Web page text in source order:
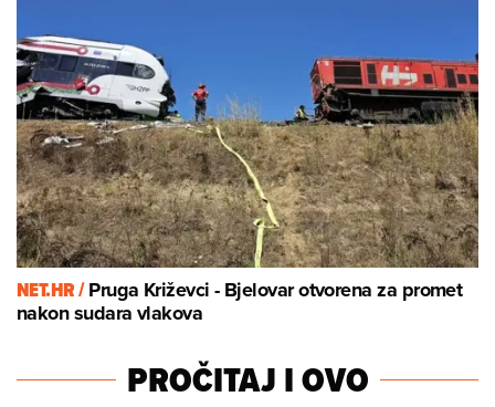
NET.HR /Pruga Križevci - Bjelovar otvorena za promet
nakon sudara vlakova
PROČITAJ I OVO